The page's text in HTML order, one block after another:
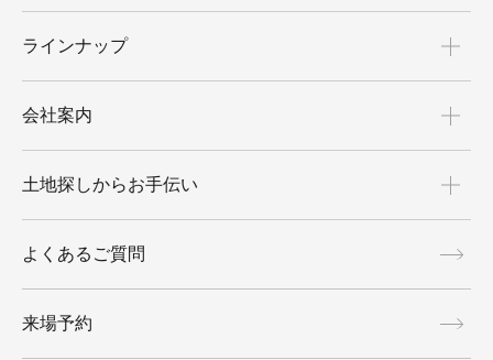
ラインナップ
会社案内
土地探しからお手伝い
よくあるご質問
来場予約